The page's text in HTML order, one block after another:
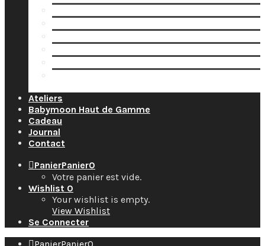
Ateliers
Babymoon Haut de Gamme
Cadeau
Journal
Contact
PanierPanier0
Votre panier est vide.
Wishlist 0
Your wishlist is empty.
View Wishlist
Se Connecter